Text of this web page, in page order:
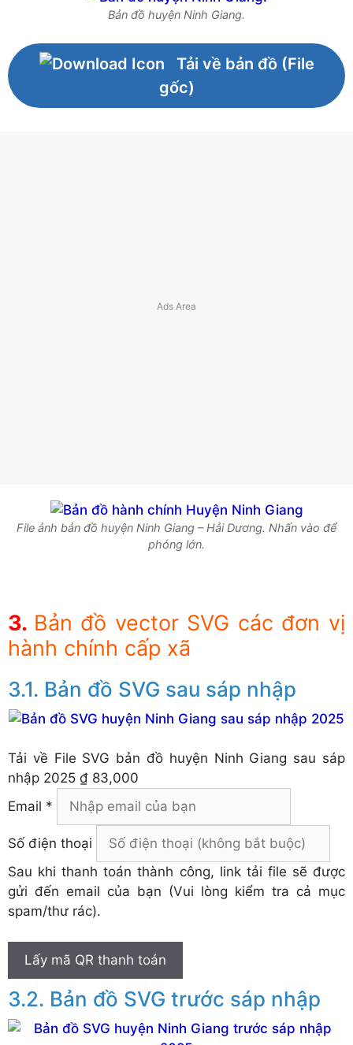
Bản đồ huyện Ninh Giang.
Tải về bản đồ (File
gốc)
File ảnh bản đồ huyện Ninh Giang – Hải Dương. Nhấn vào để
phóng lớn.
Bản đồ vector SVG các đơn vị
hành chính cấp xã
Bản đồ SVG sau sáp nhập
Tải về File SVG bản đồ huyện Ninh Giang sau sáp
nhập 2025 ₫ 83,000
Email *
Số điện thoại
Sau khi thanh toán thành công, link tải file sẽ được
gửi đến email của bạn (Vui lòng kiểm tra cả mục
spam/thư rác).
Lấy mã QR thanh toán
Bản đồ SVG trước sáp nhập